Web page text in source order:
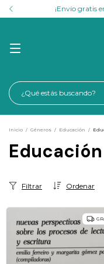
¡Envío gratis
Inicio / Géneros / Educación /
Ordenar
Filtrar